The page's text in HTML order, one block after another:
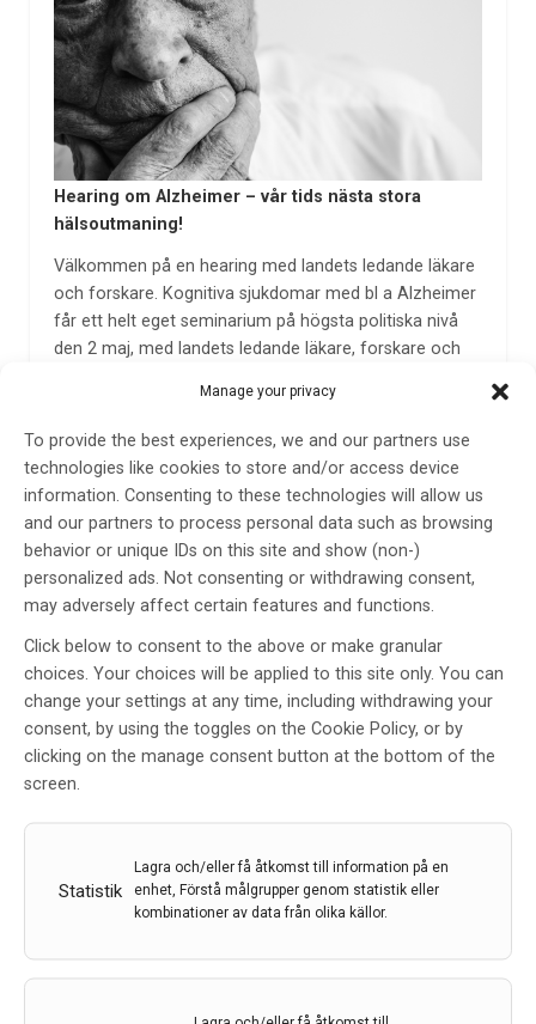
Manage your privacy
To provide the best experiences, we and our partners use
technologies like cookies to store and/or access device
information. Consenting to these technologies will allow us
and our partners to process personal data such as browsing
behavior or unique IDs on this site and show (non-)
personalized ads. Not consenting or withdrawing consent,
may adversely affect certain features and functions.
Click below to consent to the above or make granular
choices. Your choices will be applied to this site only. You can
change your settings at any time, including withdrawing your
consent, by using the toggles on the Cookie Policy, or by
clicking on the manage consent button at the bottom of the
screen.
Statistik
Lagra och/eller få åtkomst till information på en
enhet, Förstå målgrupper genom statistik eller
kombinationer av data från olika källor.
Hearing om Alzheimer – vår tids nästa stora
hälsoutmaning!
Välkommen på en hearing med landets ledande läkare
och forskare. Kognitiva sjukdomar med bl a Alzheimer
får ett helt eget seminarium på högsta politiska nivå
den 2 maj, med landets ledande läkare, forskare och
Psykiska symptom vid Alzheimers sjukdom
Förutom minnessvårigheter och andra kognitiva
vävnadsförändringarna i hjärnan, eller om de utgör